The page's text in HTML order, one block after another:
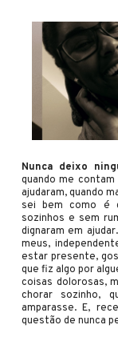
Nunca deixo
quando me
ajudaram, quando
sei bem como é
sozinhos e sem
dignaram em
meus,
estar presente,
que fiz algo por
coisas dolorosas,
chorar sozinho,
amparasse. E,
questão de nunca